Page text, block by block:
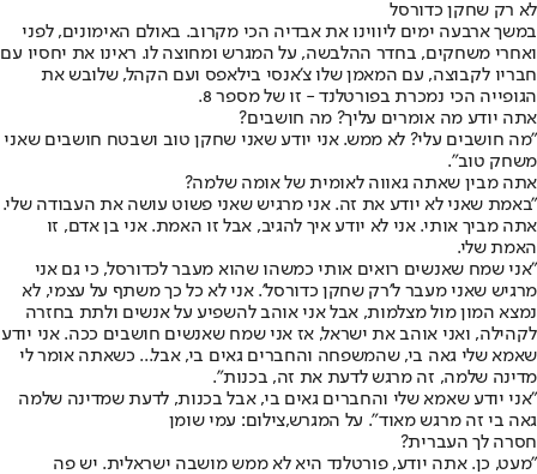
לא רק שחקן כדורסל
במשך ארבעה ימים ליווינו את אבדיה הכי מקרוב. באולם האימונים, לפני
ואחרי משחקים, בחדר ההלבשה, על המגרש ומחוצה לו. ראינו את יחסיו עם
חבריו לקבוצה, עם המאמן שלו צ'אנסי בילאפס ועם הקהל, שלובש את
הגופייה הכי נמכרת בפורטלנד - זו של מספר 8.
אתה יודע מה אומרים עליך? מה חושבים?
"מה חושבים עלי? לא ממש. אני יודע שאני שחקן טוב ושבטח חושבים שאני
משחק טוב".
אתה מבין שאתה גאווה לאומית של אומה שלמה?
"באמת שאני לא יודע את זה. אני מרגיש שאני פשוט עושה את העבודה שלי.
אתה מביך אותי. אני לא יודע איך להגיב, אבל זו האמת. אני בן אדם, זו
האמת שלי.
"אני שמח שאנשים רואים אותי כמשהו שהוא מעבר לכדורסל, כי גם אני
מרגיש שאני מעבר ל'רק שחקן כדורסל'. אני לא כל כך משתף על עצמי, לא
נמצא המון מול מצלמות, אבל אני אוהב להשפיע על אנשים ולתת בחזרה
לקהילה, ואני אוהב את ישראל, אז אני שמח שאנשים חושבים ככה. אני יודע
שאמא שלי גאה בי, שהמשפחה והחברים גאים בי, אבל... כשאתה אומר לי
מדינה שלמה, זה מרגש לדעת את זה, בכנות".
"אני יודע שאמא שלי והחברים גאים בי, אבל בכנות, לדעת שמדינה שלמה
גאה בי זה מרגש מאוד". על המגרש,צילום: עמי שומן
חסרה לך העברית?
"מעט, כן. אתה יודע, פורטלנד היא לא ממש מושבה ישראלית. יש פה